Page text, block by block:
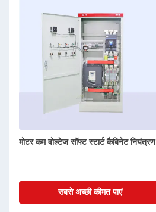
मोटर कम वोल्टेज सॉफ्ट स्टार्ट कैबिनेट नियंत्रण
सबसे अच्छी कीमत पाएं